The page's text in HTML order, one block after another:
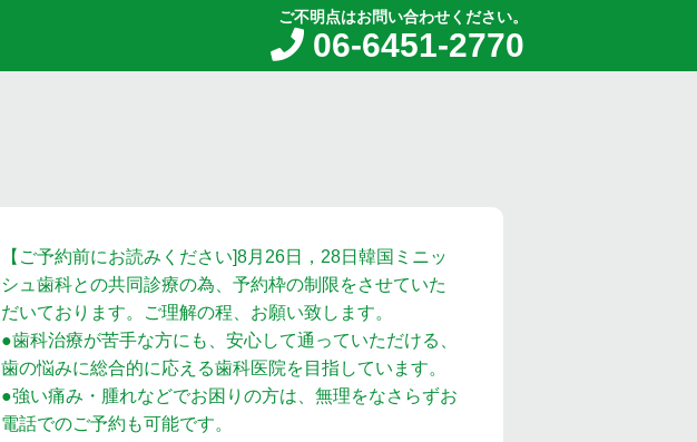
ご不明点はお問い合わせください。
06-6451-2770
【ご予約前にお読みください]8月26日，28日韓国ミニッ
シュ歯科との共同診療の為、予約枠の制限をさせていた
だいております。ご理解の程、お願い致します。
●歯科治療が苦手な方にも、安心して通っていただける、
歯の悩みに総合的に応える歯科医院を目指しています。
●強い痛み・腫れなどでお困りの方は、無理をなさらずお
電話でのご予約も可能です。